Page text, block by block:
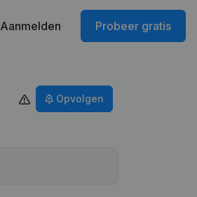
Aanmelden Probeer gratis
Opvolgen